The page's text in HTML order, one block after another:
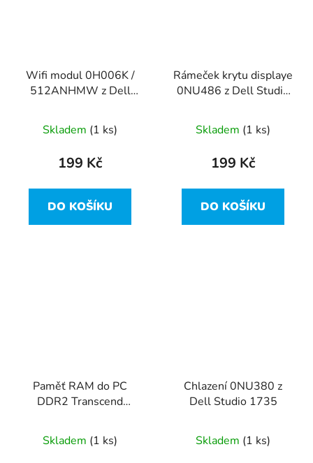
Wifi modul 0H006K /
512ANHMW z Dell
Skladem (1 ks)
199 Kč
DO KOŠÍKU
Rámeček krytu displaye
0NU486 z Dell Studio
Skladem (1 ks)
199 Kč
DO KOŠÍKU
Paměť RAM do PC
DDR2 Transcend
800MHz DDR2
Skladem (1 ks)
Chlazení 0NU380 z
Dell Studio 1735
Skladem (1 ks)